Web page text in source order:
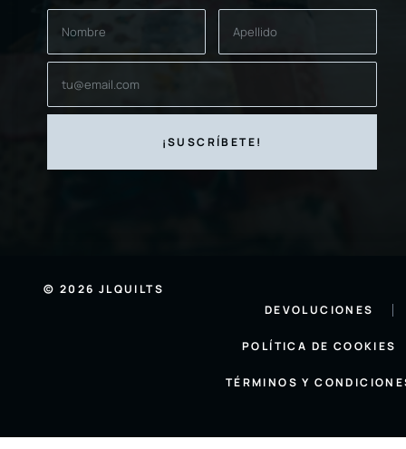
© 2026 JLQUILTS
DEVOLUCIONES
POLÍTICA DE COOKIES
TÉRMINOS Y